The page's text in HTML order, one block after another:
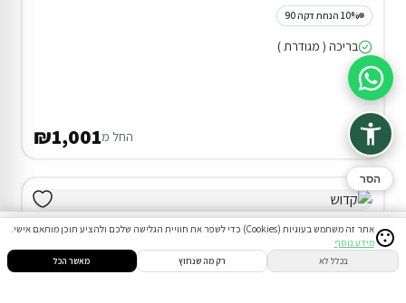
הזמנות הודעות התחבר
10% הנחת דקה 90
בריכה ( מגודרת )
החל מ₪1,001
אתר זה משתמש בעוגיות (Cookies) כדי לשפר את חוויית הגלישה שלכם ולהציע תוכן מותאם אישי.
מידע נוסף
בכלל לא רק מה שנחוץ מאשר הכל
סיוע בהזמנה
הסר